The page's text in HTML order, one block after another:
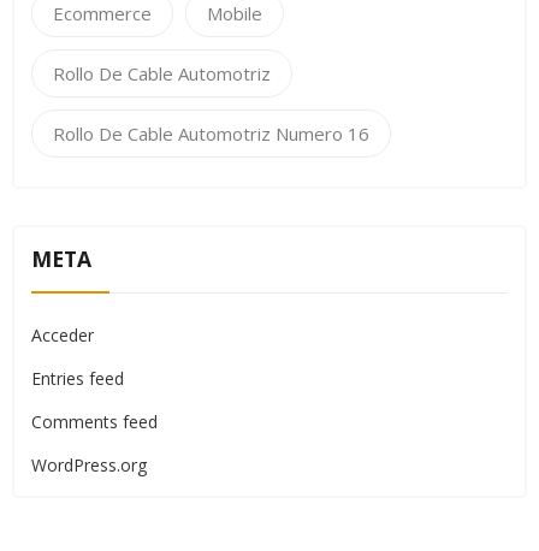
Ecommerce Mobile
Rollo De Cable Automotriz
Rollo De Cable Automotriz Numero 16
META
Acceder
Entries feed
Comments feed
WordPress.org